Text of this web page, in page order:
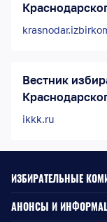
Вестник
ikkk.ru
ИЗБИРАТЕЛЬНЫЕ
АНОНСЫ И